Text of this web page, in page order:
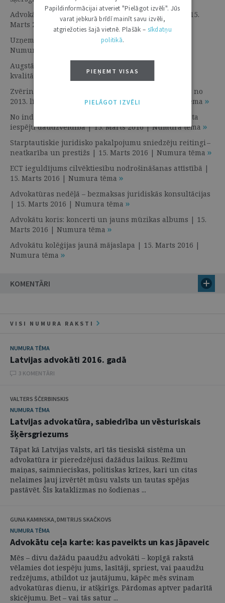
Advokātu ceļa karte: kas paveikts un kas jāpaveic | 15.
Marts 2016 | Numura tēma
Uzņemšana Latvijas advokatūrā | 15. Marts 2016 |
Numura tēma
Augstākas prasības advokatūras institūta darbības
kvalitātei | 15. Marts 2016 | Numura tēma
Zvērinātu advokātu padomes Ētikas komisijas darbs no
2013. līdz 2016. gadam | 15. Marts 2016 | Numura tēma
No individuālas prakses līdz lielam birojam: advokāta
iespēju daudzveidība | 15. Marts 2016 | Numura tēma
Starptautiskie juridisko pakalpojumu sniedzēju reitingi –
neatkarība un prestižs | 15. Marts 2016 | Numura tēma
ECT ieguldījums cilvēktiesību nodrošināšanas attīstībā |
15. Marts 2016 | Numura tēma
Advokatūras nedēļā – bezmaksas juridiskās konsultācijas
| 15. Marts 2016 | Numura tēma
Advokātu koris: koncerti un jauns mūzikas albums | 15.
Marts 2016 | Numura tēma
Advokātu kolēģijas jaunā mājaslapa | 15. Marts 2016 |
Numura tēma
KOMENTĀRI
VISI NUMURA RAKSTI
NUMURA TĒMA
Latvijas advokāti 2016. gadā
3 KOMENTĀRI
VALTERS ŠČERBINSKIS
NUMURA TĒMA
Latvijas advokatūra, sabiedrība un vēsturiskais
šķērsgriezums
Tāpat kā Latvijas valsts, arī tās tiesiskā sistēma un
advokatūra ir pieredzējusi dažādus laikus. Režīmu
maiņas, saimnieciskas, politiskas krīzes, kari un citas
nelaimes ļauj izvērtēt mūsu valsts un tautas spējas
pastāvēt. Šīs kataklizmas no šodienas ...
GUNA KAMINSKA, DMITRIJS SKAČKOVS
NUMURA TĒMA
Advokātu ceļa karte: kas paveikts un kas jāpaveic
Mēs – divu dažādu paaudžu advokāti – kopīgā rakstā
vēlamies dot iespēju jums, lasītāji, spriest, vai paaudžu
redzējums, atbildot uz jautājumu, kāpēc mēs svinam
advokatūras dienu, ir atšķirīgs. Pārdomas aptver padarītā
skicējumu. Bet – vai tās satur ...
Papildinformācijai atveriet "Pielāgot izvēli". Jūs
varat jebkurā brīdī mainīt savu izvēli,
atgriežoties šajā vietnē. Plašāk – sīkdatņu
politikā.
PIEŅEMT VISAS
PIELĀGOT IZVĒLI